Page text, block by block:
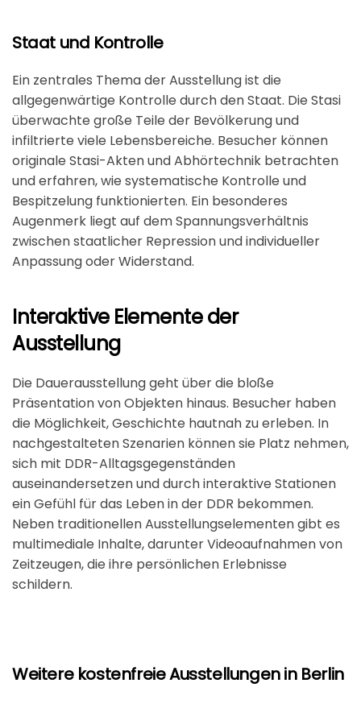
Staat und Kontrolle
Ein zentrales Thema der Ausstellung ist die
allgegenwärtige Kontrolle durch den Staat. Die Stasi
überwachte große Teile der Bevölkerung und
infiltrierte viele Lebensbereiche. Besucher können
originale Stasi-Akten und Abhörtechnik betrachten
und erfahren, wie systematische Kontrolle und
Bespitzelung funktionierten. Ein besonderes
Augenmerk liegt auf dem Spannungsverhältnis
zwischen staatlicher Repression und individueller
Anpassung oder Widerstand.
Interaktive Elemente der
Ausstellung
Die Dauerausstellung geht über die bloße
Präsentation von Objekten hinaus. Besucher haben
die Möglichkeit, Geschichte hautnah zu erleben. In
nachgestalteten Szenarien können sie Platz nehmen,
sich mit DDR-Alltagsgegenständen
auseinandersetzen und durch interaktive Stationen
ein Gefühl für das Leben in der DDR bekommen.
Neben traditionellen Ausstellungselementen gibt es
multimediale Inhalte, darunter Videoaufnahmen von
Zeitzeugen, die ihre persönlichen Erlebnisse
schildern.
Weitere kostenfreie Ausstellungen in Berlin